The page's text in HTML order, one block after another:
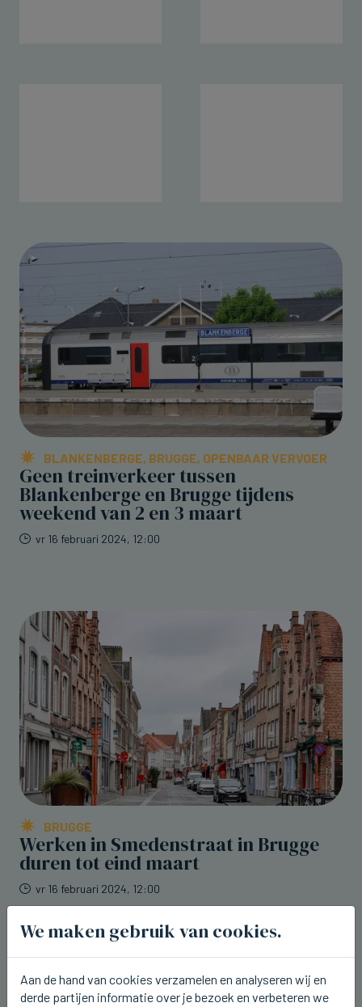
BLANKENBERGE, BRUGGE, OPENBAAR VERVOER
Geen treinverkeer tussen
Blankenberge en Brugge tijdens
weekend van 2 en 3 maart
vr 16 februari 2024, 12:00
BRUGGE
Werken in Smedenstraat in Brugge
duren tot eind maart
vr 16 februari 2024, 12:00
We maken gebruik van cookies.
Aan de hand van cookies verzamelen en analyseren wij en
derde partijen informatie over je bezoek en verbeteren we